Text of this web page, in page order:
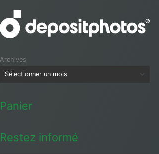
Archives
Panier
Restez informé